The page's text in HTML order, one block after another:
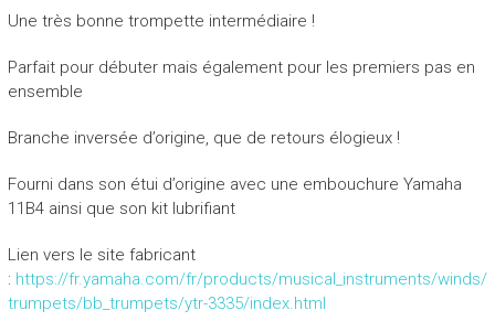
Une très bonne trompette intermédiaire !
Parfait pour débuter mais également pour les premiers pas en
ensemble
Branche inversée d’origine, que de retours élogieux !
Fourni dans son étui d’origine avec une embouchure Yamaha
11B4 ainsi que son kit lubrifiant
Lien vers le site fabricant
: https://fr.yamaha.com/fr/products/musical_instruments/winds/
trumpets/bb_trumpets/ytr-3335/index.html